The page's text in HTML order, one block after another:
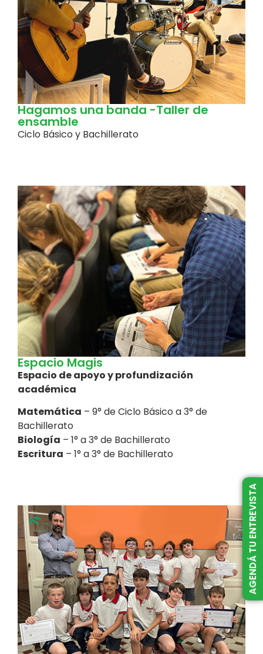
Hagamos una banda -Taller de
ensamble
Ciclo Básico y Bachillerato
Espacio Magis
Espacio de apoyo y profundización
académica
Matemática – 9° de Ciclo Básico a 3° de
Bachillerato
Biología – 1° a 3° de Bachillerato
Escritura – 1° a 3° de Bachillerato
AGENDÁ TU ENTREVISTA